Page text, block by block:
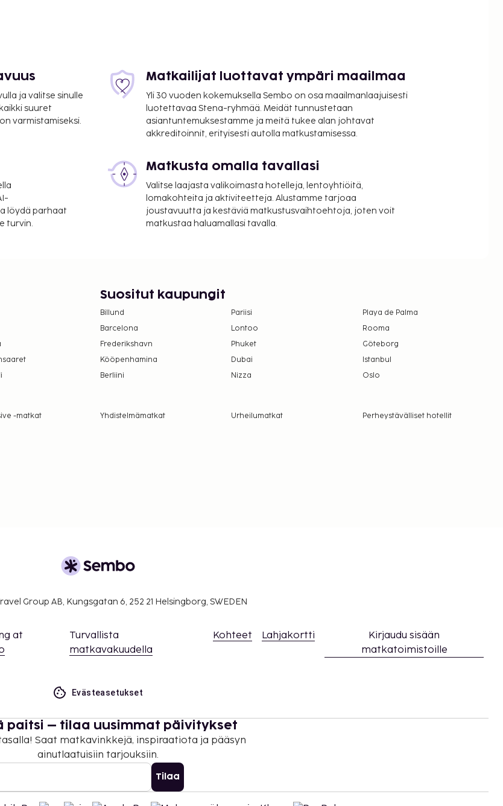
ja valitse sinulle
suuret
varmistamiseksi.
Matkailijat luottavat ympäri maailmaa
Yli 30 vuoden kokemuksella Sembo on osa maailmanlaajuisesti
luotettavaa Stena-ryhmää. Meidät tunnustetaan
asiantuntemuksestamme ja meitä tukee alan johtavat
akkreditoinnit, erityisesti autolla matkustamisessa.
löydä parhaat
turvin.
Matkusta omalla tavallasi
Valitse laajasta valikoimasta hotelleja, lentoyhtiöitä,
lomakohteita ja aktiviteetteja. Alustamme tarjoaa
joustavuutta ja kestäviä matkustusvaihtoehtoja, joten voit
matkustaa haluamallasi tavalla.
Suositut kaupungit
Billund Pariisi
Playa de Palma
Barcelona
Lontoo
Rooma
Frederikshavn
Phuket
Göteborg
Kööpenhamina
Dubai
Istanbul
Berliini
Nizza Oslo
-matkat Yhdistelmämatkat Urheilumatkat
Perheystävälliset hotellit
Group AB, Kungsgatan 6, 252 21 Helsingborg, SWEDEN
at
Turvallista
matkavakuudella
Kohteet Lahjakortti
Kirjaudu sisään
matkatoimistoille
Evästeasetukset
paitsi – tilaa uusimmat päivitykset
Saat matkavinkkejä, inspiraatiota ja pääsyn
ainutlaatuisiin tarjouksiin.
Tilaa